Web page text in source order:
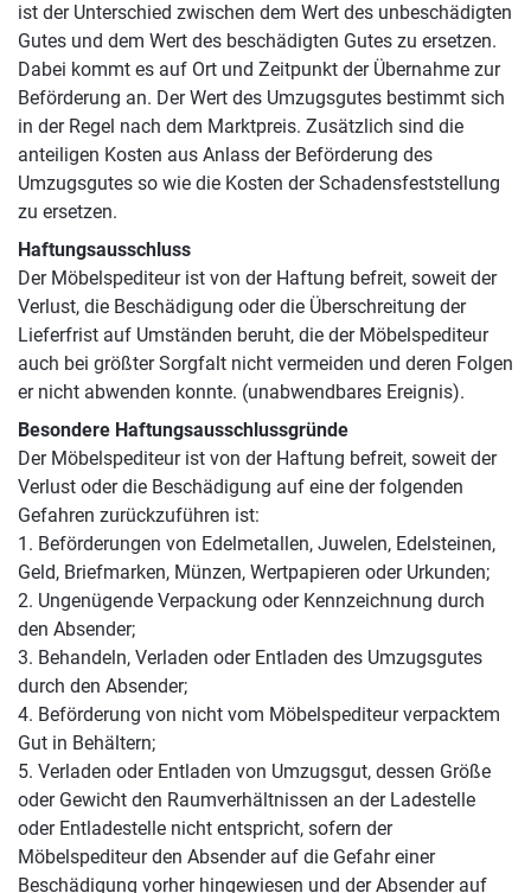
ist der Unterschied zwischen dem Wert des unbeschädigten
Gutes und dem Wert des beschädigten Gutes zu ersetzen.
Dabei kommt es auf Ort und Zeitpunkt der Übernahme zur
Beförderung an. Der Wert des Umzugsgutes bestimmt sich
in der Regel nach dem Marktpreis. Zusätzlich sind die
anteiligen Kosten aus Anlass der Beförderung des
Umzugsgutes so wie die Kosten der Schadensfeststellung
zu ersetzen.
Haftungsausschluss
Der Möbelspediteur ist von der Haftung befreit, soweit der
Verlust, die Beschädigung oder die Überschreitung der
Lieferfrist auf Umständen beruht, die der Möbelspediteur
auch bei größter Sorgfalt nicht vermeiden und deren Folgen
er nicht abwenden konnte. (unabwendbares Ereignis).
Besondere Haftungsausschlussgründe
Der Möbelspediteur ist von der Haftung befreit, soweit der
Verlust oder die Beschädigung auf eine der folgenden
Gefahren zurückzuführen ist:
1. Beförderungen von Edelmetallen, Juwelen, Edelsteinen,
Geld, Briefmarken, Münzen, Wertpapieren oder Urkunden;
2. Ungenügende Verpackung oder Kennzeichnung durch
den Absender;
3. Behandeln, Verladen oder Entladen des Umzugsgutes
durch den Absender;
4. Beförderung von nicht vom Möbelspediteur verpacktem
Gut in Behältern;
5. Verladen oder Entladen von Umzugsgut, dessen Größe
oder Gewicht den Raumverhältnissen an der Ladestelle
oder Entladestelle nicht entspricht, sofern der
Möbelspediteur den Absender auf die Gefahr einer
Beschädigung vorher hingewiesen und der Absender auf